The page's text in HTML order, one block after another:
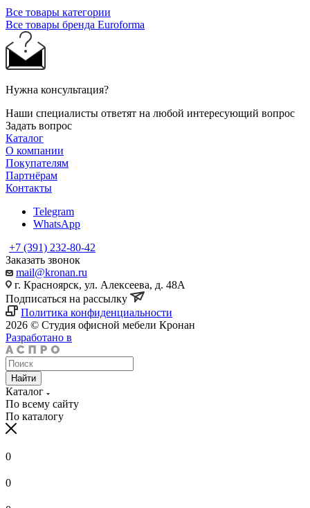
Все товары категории
Все товары бренда Euroforma
Нужна консультация?
Наши специалисты ответят на любой интересующий вопрос
Задать вопрос
Каталог
О компании
Покупателям
Партнёрам
Контакты
Telegram
WhatsApp
+7 (391) 232-80-42
Заказать звонок
mail@kronan.ru
г. Красноярск, ул. Алексеева, д. 48А
Подписаться на рассылку
Политика конфиденциальности
2026 © Студия офисной мебели Кронан
Разработано в
Найти
Каталог
По всему сайту
По каталогу
0
0